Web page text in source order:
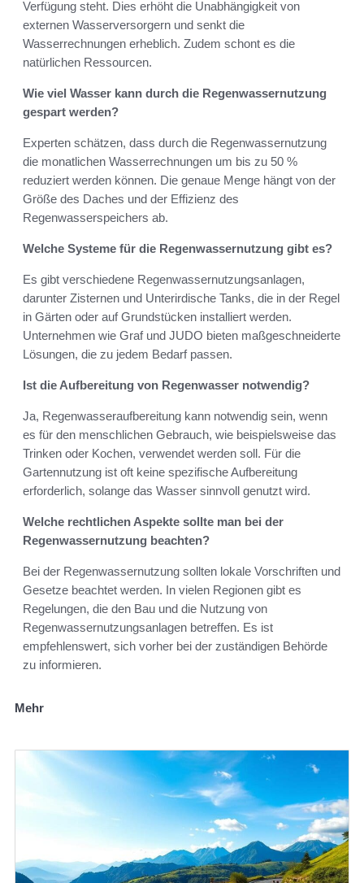
Verfügung steht. Dies erhöht die Unabhängigkeit von
externen Wasserversorgern und senkt die
Wasserrechnungen erheblich. Zudem schont es die
natürlichen Ressourcen.
Wie viel Wasser kann durch die Regenwassernutzung
gespart werden?
Experten schätzen, dass durch die Regenwassernutzung
die monatlichen Wasserrechnungen um bis zu 50 %
reduziert werden können. Die genaue Menge hängt von der
Größe des Daches und der Effizienz des
Regenwasserspeichers ab.
Welche Systeme für die Regenwassernutzung gibt es?
Es gibt verschiedene Regenwassernutzungsanlagen,
darunter Zisternen und Unterirdische Tanks, die in der Regel
in Gärten oder auf Grundstücken installiert werden.
Unternehmen wie Graf und JUDO bieten maßgeschneiderte
Lösungen, die zu jedem Bedarf passen.
Ist die Aufbereitung von Regenwasser notwendig?
Ja, Regenwasseraufbereitung kann notwendig sein, wenn
es für den menschlichen Gebrauch, wie beispielsweise das
Trinken oder Kochen, verwendet werden soll. Für die
Gartennutzung ist oft keine spezifische Aufbereitung
erforderlich, solange das Wasser sinnvoll genutzt wird.
Welche rechtlichen Aspekte sollte man bei der
Regenwassernutzung beachten?
Bei der Regenwassernutzung sollten lokale Vorschriften und
Gesetze beachtet werden. In vielen Regionen gibt es
Regelungen, die den Bau und die Nutzung von
Regenwassernutzungsanlagen betreffen. Es ist
empfehlenswert, sich vorher bei der zuständigen Behörde
zu informieren.
Mehr